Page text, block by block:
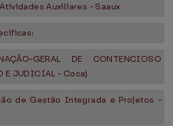
Auxiliares - Saaux
GERAL DE CONTENCIOSO
E JUDICIAL - Cocaj
de Gestão Integrada e Projetos -